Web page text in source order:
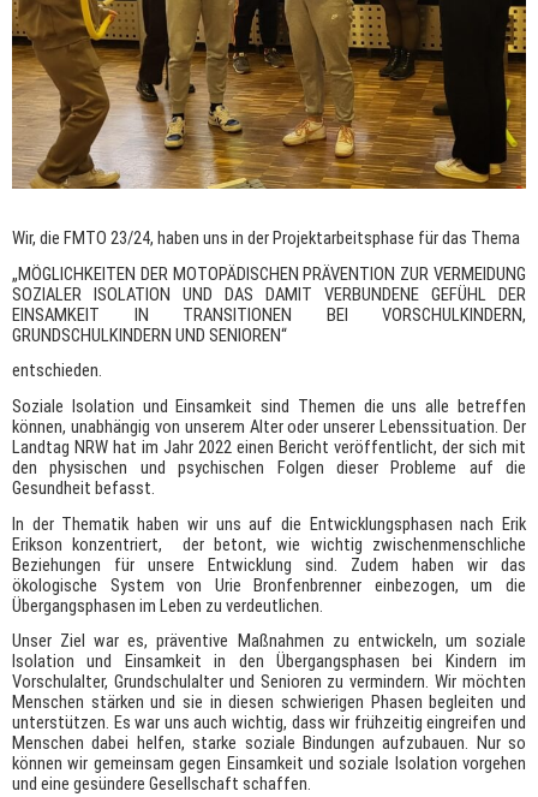
Wir, die FMTO 23/24, haben uns in der Projektarbeitsphase für das Thema
„MÖGLICHKEITEN DER MOTOPÄDISCHEN PRÄVENTION ZUR VERMEIDUNG
SOZIALER ISOLATION UND DAS DAMIT VERBUNDENE GEFÜHL DER
EINSAMKEIT IN TRANSITIONEN BEI VORSCHULKINDERN,
GRUNDSCHULKINDERN UND SENIOREN“
entschieden.
Soziale Isolation und Einsamkeit sind Themen die uns alle betreffen
können, unabhängig von unserem Alter oder unserer Lebenssituation. Der
Landtag NRW hat im Jahr 2022 einen Bericht veröffentlicht, der sich mit
den physischen und psychischen Folgen dieser Probleme auf die
Gesundheit befasst.
In der Thematik haben wir uns auf die Entwicklungsphasen nach Erik
Erikson konzentriert, der betont, wie wichtig zwischenmenschliche
Beziehungen für unsere Entwicklung sind. Zudem haben wir das
ökologische System von Urie Bronfenbrenner einbezogen, um die
Übergangsphasen im Leben zu verdeutlichen.
Unser Ziel war es, präventive Maßnahmen zu entwickeln, um soziale
Isolation und Einsamkeit in den Übergangsphasen bei Kindern im
Vorschulalter, Grundschulalter und Senioren zu vermindern. Wir möchten
Menschen stärken und sie in diesen schwierigen Phasen begleiten und
unterstützen. Es war uns auch wichtig, dass wir frühzeitig eingreifen und
Menschen dabei helfen, starke soziale Bindungen aufzubauen. Nur so
können wir gemeinsam gegen Einsamkeit und soziale Isolation vorgehen
und eine gesündere Gesellschaft schaffen.